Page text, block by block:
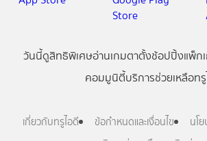
วันนี้ดูสิทธิพิเศษอ่านเกมตาตั้งช้อปปิ้งแพ็ก
คอมมูนิตี้บริการช่วยเหลือท
เกี่ยวกับทรูไอดี ข้อกำหนดและเงื่อนไข
นโ